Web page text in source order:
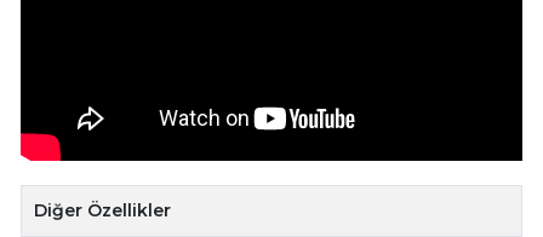
Diğer Özellikler